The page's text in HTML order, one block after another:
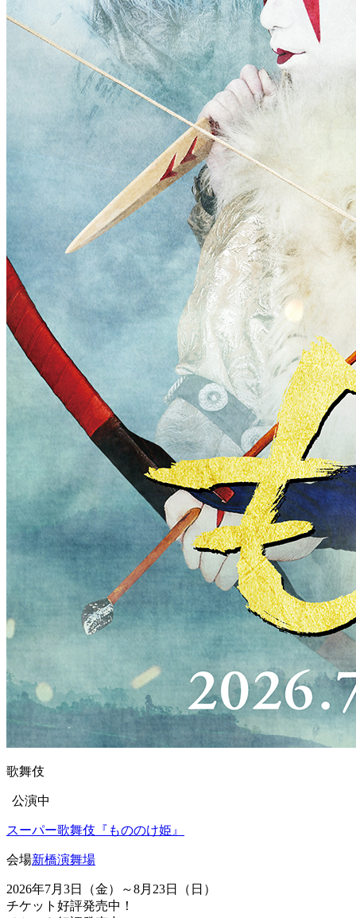
歌舞伎
公演中
スーパー歌舞伎『もののけ姫』
会場新橋演舞場
2026年7月3日（金）～8月23日（日）
チケット好評発売中！